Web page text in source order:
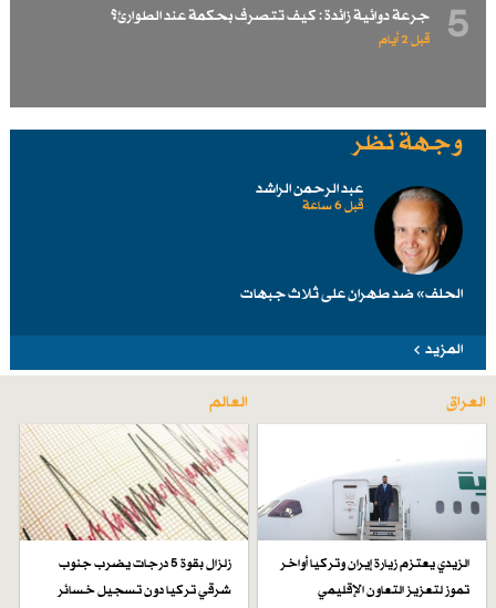
5 جرعة دوائية زائدة : كيف تتصرف بحكمة عند الطوارئ؟
قبل 2 أيام
وجهة نظر
عبد الرحمن الراشد
قبل 6 ساعة
الحلف» ضد طهرانَ على ثلاث جبهات
المزيد
العراق
الزيدي يعتزم زيارة إيران وتركيا أواخر
تموز لتعزيز التعاون الإقليمي
العالم
زلزال بقوة 5 درجات يضرب جنوب
شرقي تركيا دون تسجيل خسائر